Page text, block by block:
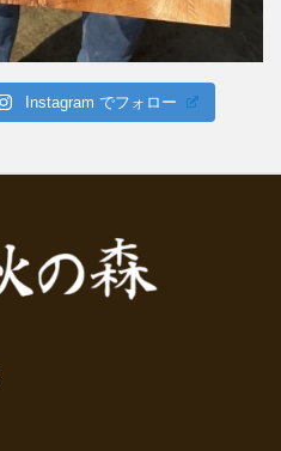
Instagram でフォロー